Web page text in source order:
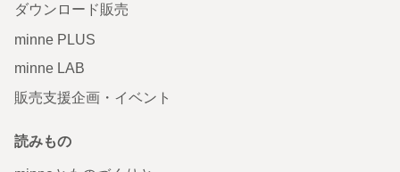
ダウンロード販売
minne PLUS
minne LAB
販売支援企画・イベント
読みもの